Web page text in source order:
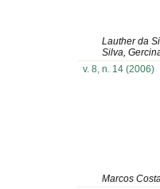
Lauther da
Silva,
v. 8, n. 14 (2006)
Marcos